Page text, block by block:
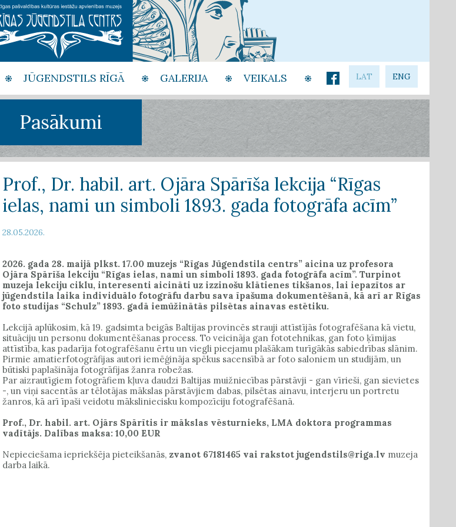
JŪGENDSTILS RĪGĀ GALERIJA VEIKALS LAT ENG
Pasākumi
Prof., Dr. habil. art. Ojāra Spārīša lekcija “Rīgas
ielas, nami un simboli 1893. gada fotogrāfa acīm”
28.05.2026.
2026. gada 28. maijā plkst. 17.00 muzejs “Rīgas Jūgendstila centrs” aicina uz profesora
Ojāra Spārīša lekciju “Rīgas ielas, nami un simboli 1893. gada fotogrāfa acīm”. Turpinot
muzeja lekciju ciklu, interesenti aicināti uz izzinošu klātienes tikšanos, lai iepazītos ar
jūgendstila laika individuālo fotogrāfu darbu sava īpašuma dokumentēšanā, kā arī ar Rīgas
foto studijas “Schulz” 1893. gadā iemūžinātās pilsētas ainavas estētiku.
Lekcijā aplūkosim, kā 19. gadsimta beigās Baltijas provincēs strauji attīstījās fotografēšana kā vietu,
situāciju un personu dokumentēšanas process. To veicināja gan fototehnikas, gan foto ķīmijas
attīstība, kas padarīja fotografēšanu ērtu un viegli pieejamu plašākam turīgākās sabiedrības slānim.
Pirmie amatierfotogrāfijas autori iemēģināja spēkus sacensībā ar foto saloniem un studijām, un
būtiski paplašināja fotogrāfijas žanra robežas.
Par aizrautīgiem fotogrāfiem kļuva daudzi Baltijas muižniecības pārstāvji - gan vīrieši, gan sievietes
-, un viņi sacentās ar tēlotājas mākslas pārstāvjiem dabas, pilsētas ainavu, interjeru un portretu
žanros, kā arī īpaši veidotu māksliniecisku kompozīciju fotografēšanā.
Prof., Dr. habil. art. Ojārs Spārītis ir mākslas vēsturnieks, LMA doktora programmas
vadītājs. Dalības maksa: 10,00 EUR
Nepieciešama iepriekšēja pieteikšanās, zvanot 67181465 vai rakstot jugendstils@riga.lv muzeja
darba laikā.